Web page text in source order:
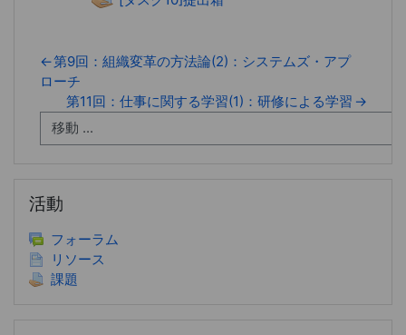
←第9回：組織変革の方法論(2)：システムズ・アプ
ローチ
第11回：仕事に関する学習(1)：研修による学習 →
活動
フォーラム
リソース
課題